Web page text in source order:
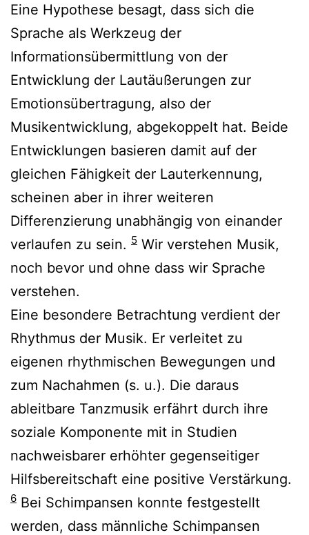
Eine Hypothese besagt, dass sich die
Sprache als Werkzeug der
Informationsübermittlung von der
Entwicklung der Lautäußerungen zur
Emotionsübertragung, also der
Musikentwicklung, abgekoppelt hat. Beide
Entwicklungen basieren damit auf der
gleichen Fähigkeit der Lauterkennung,
scheinen aber in ihrer weiteren
Differenzierung unabhängig von einander
verlaufen zu sein. 5 Wir verstehen Musik,
noch bevor und ohne dass wir Sprache
verstehen.
Eine besondere Betrachtung verdient der
Rhythmus der Musik. Er verleitet zu
eigenen rhythmischen Bewegungen und
zum Nachahmen (s. u.). Die daraus
ableitbare Tanzmusik erfährt durch ihre
soziale Komponente mit in Studien
nachweisbarer erhöhter gegenseitiger
Hilfsbereitschaft eine positive Verstärkung.
6 Bei Schimpansen konnte festgestellt
werden, dass männliche Schimpansen